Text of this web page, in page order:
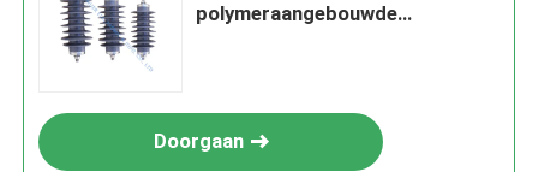
polymeraangebouwde
Doorgaan